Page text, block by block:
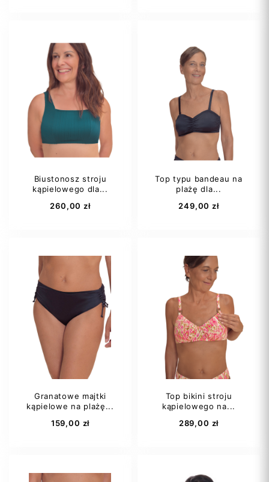
40C
Dodaj do koszyka Dodaj do koszyka
Biustonosz stroju
kąpielowego dla...
260,00 zł
38D
Dodaj do koszyka
Top typu bandeau na
plażę dla...
249,00 zł
Dodaj do koszyka
Granatowe majtki
kąpielowe na plażę...
159,00 zł
Top bikini stroju
kąpielowego na...
289,00 zł